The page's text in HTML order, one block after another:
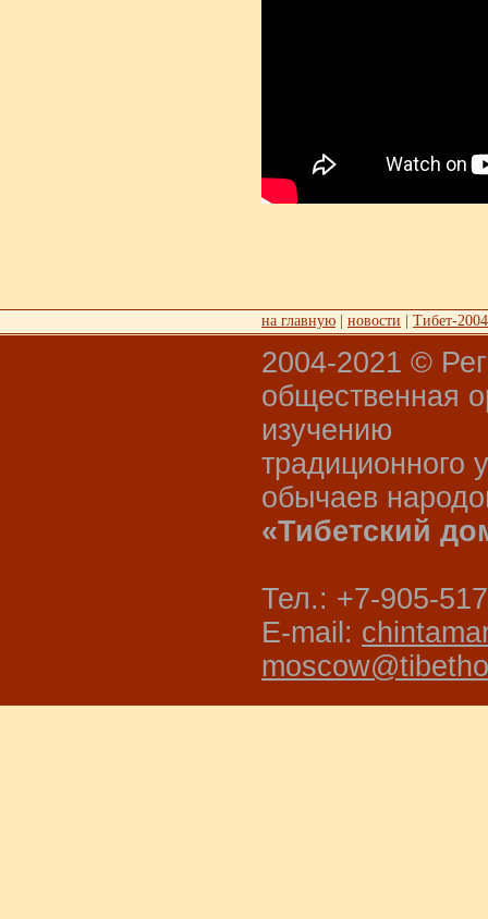
на главную новости Тибет-2004
2004-2021 ©
общественная
изучению
традиционного
обычаев
«Тибетский
Тел.: +7-905-
E-mail: